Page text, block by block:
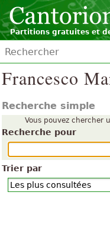
Partitions gratuites et
Francesco
Recherche simple
Vous pouvez chercher
Recherche pour
Trier par